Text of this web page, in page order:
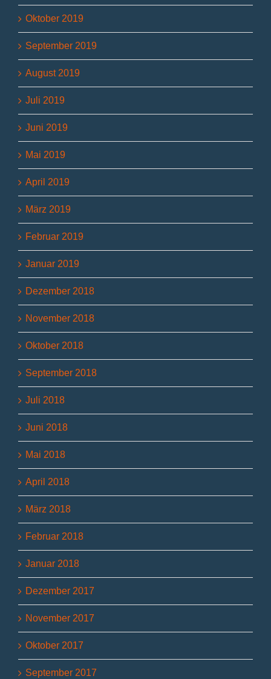
Oktober 2019
September 2019
August 2019
Juli 2019
Juni 2019
Mai 2019
April 2019
März 2019
Februar 2019
Januar 2019
Dezember 2018
November 2018
Oktober 2018
September 2018
Juli 2018
Juni 2018
Mai 2018
April 2018
März 2018
Februar 2018
Januar 2018
Dezember 2017
November 2017
Oktober 2017
September 2017